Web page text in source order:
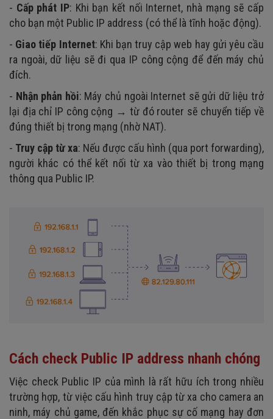
- Cấp phát IP: Khi bạn kết nối Internet, nhà mạng sẽ cấp
cho bạn một Public IP address (có thể là tĩnh hoặc động).
- Giao tiếp Internet: Khi bạn truy cập web hay gửi yêu cầu
ra ngoài, dữ liệu sẽ đi qua IP công cộng để đến máy chủ
đích.
- Nhận phản hồi: Máy chủ ngoài Internet sẽ gửi dữ liệu trở
lại địa chỉ IP công cộng → từ đó router sẽ chuyển tiếp về
đúng thiết bị trong mạng (nhờ NAT).
- Truy cập từ xa: Nếu được cấu hình (qua port forwarding),
người khác có thể kết nối từ xa vào thiết bị trong mạng
thông qua Public IP.
Cách check Public IP address nhanh chóng
Việc check Public IP của mình là rất hữu ích trong nhiều
trường hợp, từ việc cấu hình truy cập từ xa cho camera an
ninh, máy chủ game, đến khắc phục sự cố mạng hay đơn